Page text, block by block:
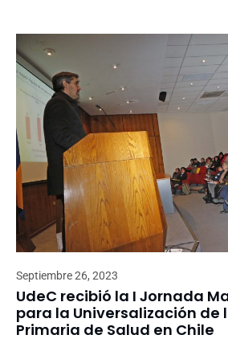
Septiembre 26, 2023
UdeC recibió la I Jornada
para la Universalización de
Primaria de Salud en Chile